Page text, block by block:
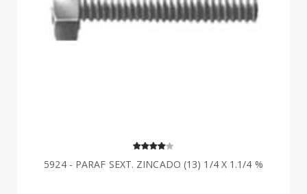
5924 - PARAF SEXT. ZINCADO (13) 1/4 X 1.1/4 %